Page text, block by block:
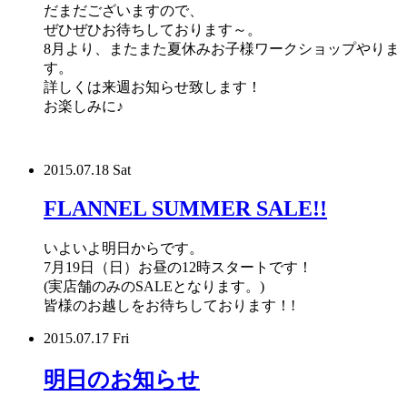
だまだございますので、
ぜひぜひお待ちしております～。
8月より、またまた夏休みお子様ワークショップやりま
す。
詳しくは来週お知らせ致します！
お楽しみに♪
2015.07.18 Sat
FLANNEL SUMMER SALE!!
いよいよ明日からです。
7月19日（日）お昼の12時スタートです！
(実店舗のみのSALEとなります。)
皆様のお越しをお待ちしております！!
2015.07.17 Fri
明日のお知らせ